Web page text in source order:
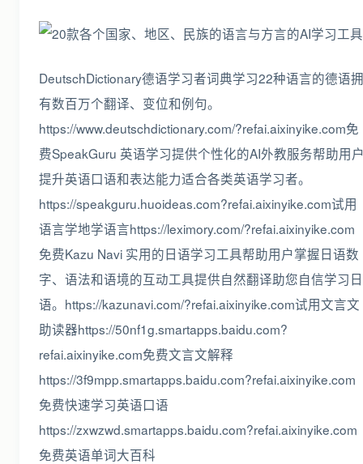
DeutschDictionary德语学习者词典学习22种语言的德语拥
有数百万个翻译、变位和例句。
https://www.deutschdictionary.com/?refai.aixinyike.com免
费SpeakGuru 英语学习提供个性化的AI外教服务帮助用
提升英语口语和表达能力适合各类英语学习者。
https://speakguru.huoideas.com?refai.aixinyike.com试用
语言学地学语言https://leximory.com/?refai.aixinyike.com
免费Kazu Navi 实用的日语学习工具帮助用户掌握日语数
字、语法和语境的互动工具提供自然翻译助您自信学习日
语。https://kazunavi.com/?refai.aixinyike.com试用文言文
助读器https://50nf1g.smartapps.baidu.com?
refai.aixinyike.com免费文言文解释
https://3f9mpp.smartapps.baidu.com?refai.aixinyike.com
免费快速学习英语口语
https://zxwzwd.smartapps.baidu.com?refai.aixinyike.com
免费英语单词大百科